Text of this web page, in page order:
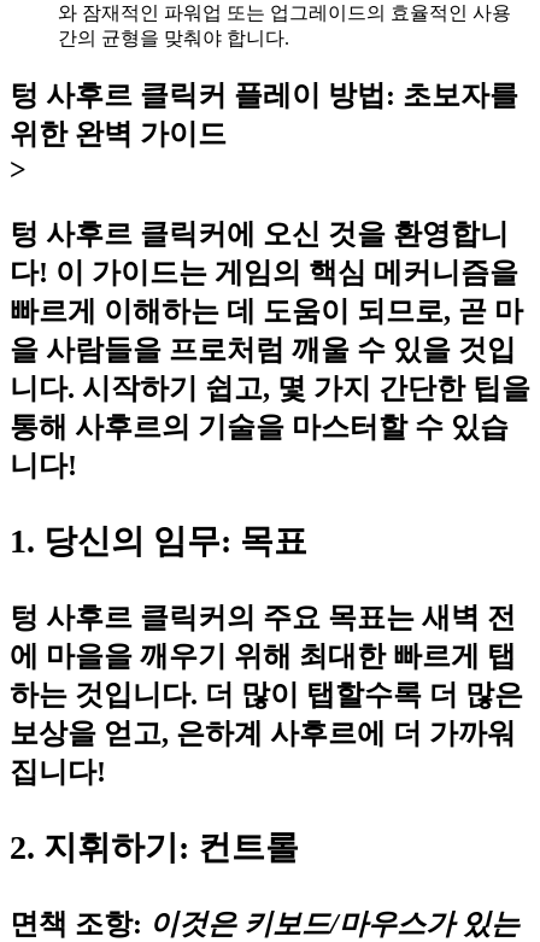
와 잠재적인 파워업 또는 업그레이드의 효율적인 사용
간의 균형을 맞춰야 합니다.
텅 사후르 클릭커 플레이 방법: 초보자를
위한 완벽 가이드
>
텅 사후르 클릭커에 오신 것을 환영합니
다! 이 가이드는 게임의 핵심 메커니즘을
빠르게 이해하는 데 도움이 되므로, 곧 마
을 사람들을 프로처럼 깨울 수 있을 것입
니다. 시작하기 쉽고, 몇 가지 간단한 팁을
통해 사후르의 기술을 마스터할 수 있습
니다!
1. 당신의 임무: 목표
텅 사후르 클릭커의 주요 목표는 새벽 전
에 마을을 깨우기 위해 최대한 빠르게 탭
하는 것입니다. 더 많이 탭할수록 더 많은
보상을 얻고, 은하계 사후르에 더 가까워
집니다!
2. 지휘하기: 컨트롤
면책 조항: 이것은 키보드/마우스가 있는